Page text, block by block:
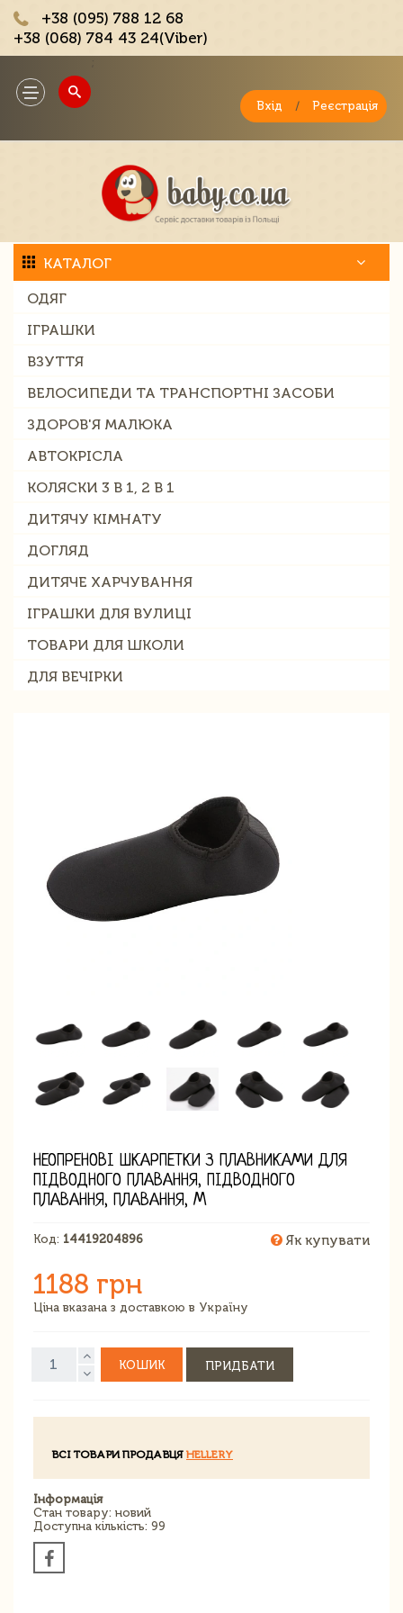
+38 (095) 788 12 68
+38 (068) 784 43 24(Viber)
Toggle
navigation
Вхід / Реєстрація
КАТАЛОГ
ОДЯГ
ІГРАШКИ
ВЗУТТЯ
ВЕЛОСИПЕДИ ТА ТРАНСПОРТНІ ЗАСОБИ
ЗДОРОВ'Я МАЛЮКА
АВТОКРІСЛА
КОЛЯСКИ 3 В 1, 2 В 1
ДИТЯЧУ КІМНАТУ
ДОГЛЯД
ДИТЯЧЕ ХАРЧУВАННЯ
ІГРАШКИ ДЛЯ ВУЛИЦІ
ТОВАРИ ДЛЯ ШКОЛИ
ДЛЯ ВЕЧІРКИ
НЕОПРЕНОВІ ШКАРПЕТКИ З ПЛАВНИКАМИ ДЛЯ
ПІДВОДНОГО ПЛАВАННЯ, ПІДВОДНОГО
ПЛАВАННЯ, ПЛАВАННЯ, M
Код: 14419204896 Як купувати
1188 грн
Ціна вказана з доставкою в Україну
КОШИК ПРИДБАТИ
ВСІ ТОВАРИ ПРОДАВЦЯ HELLERY
Інформація
Стан товару: новий
Доступна кількість: 99